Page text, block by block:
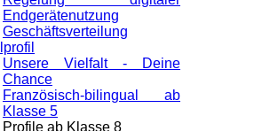
Endgeräte­nutzung
Geschäftsverteilung
Unsere Vielfalt - Deine
Chance
Französisch-bilingual ab
Klasse 5
Profile ab Klasse 8